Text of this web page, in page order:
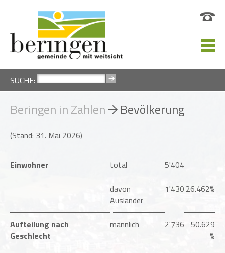
SUCHE:
Beringen in Zahlen Bevölkerung
(Stand: 31. Mai 2026)
Einwohner total
5'404
davon
Ausländer
1'430 26.462%
Aufteilung nach
Geschlecht
männlich 2'736 50.629
%